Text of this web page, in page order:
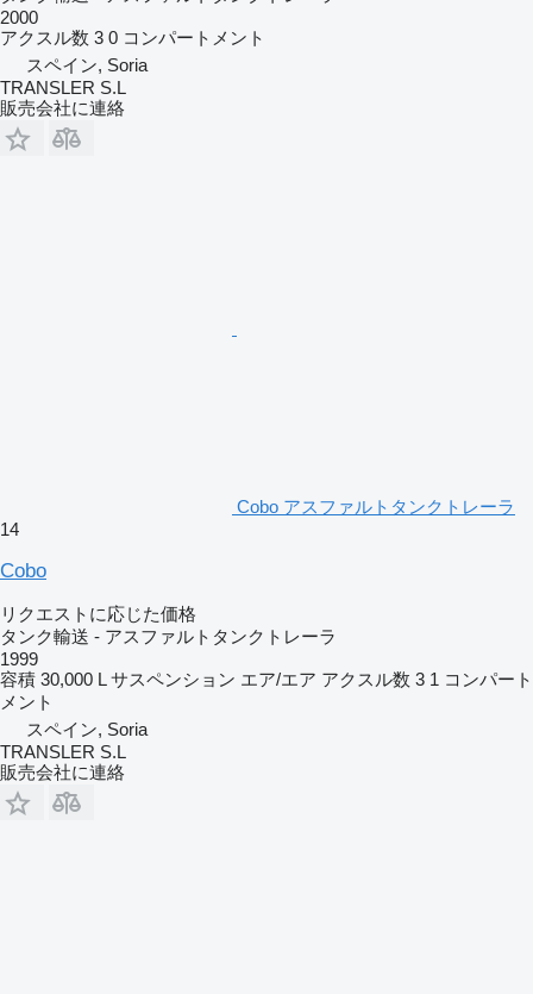
2000
アクスル数 3 0 コンパートメント
スペイン, Soria
TRANSLER S.L
販売会社に連絡
Cobo アスファルトタンクトレーラ
14
Cobo
リクエストに応じた価格
タンク輸送 - アスファルトタンクトレーラ
1999
容積 30,000 L サスペンション エア/エア アクスル数 3 1 コンパート
メント
スペイン, Soria
TRANSLER S.L
販売会社に連絡